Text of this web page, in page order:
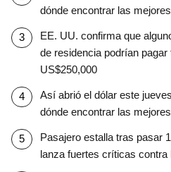
dónde encontrar las
EE. UU. confirma que
de residencia podrían
US$250,000
Así abrió el dólar este
dónde encontrar las
Pasajero estalla tras pasar
lanza fuertes críticas contra